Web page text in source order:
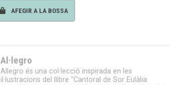
AFEGIR A LA BOSSA
Al·legro
Allegro és una col·lecció inspirada en les
il·lustracions del llibre "Cantoral de Sor Eulàlia